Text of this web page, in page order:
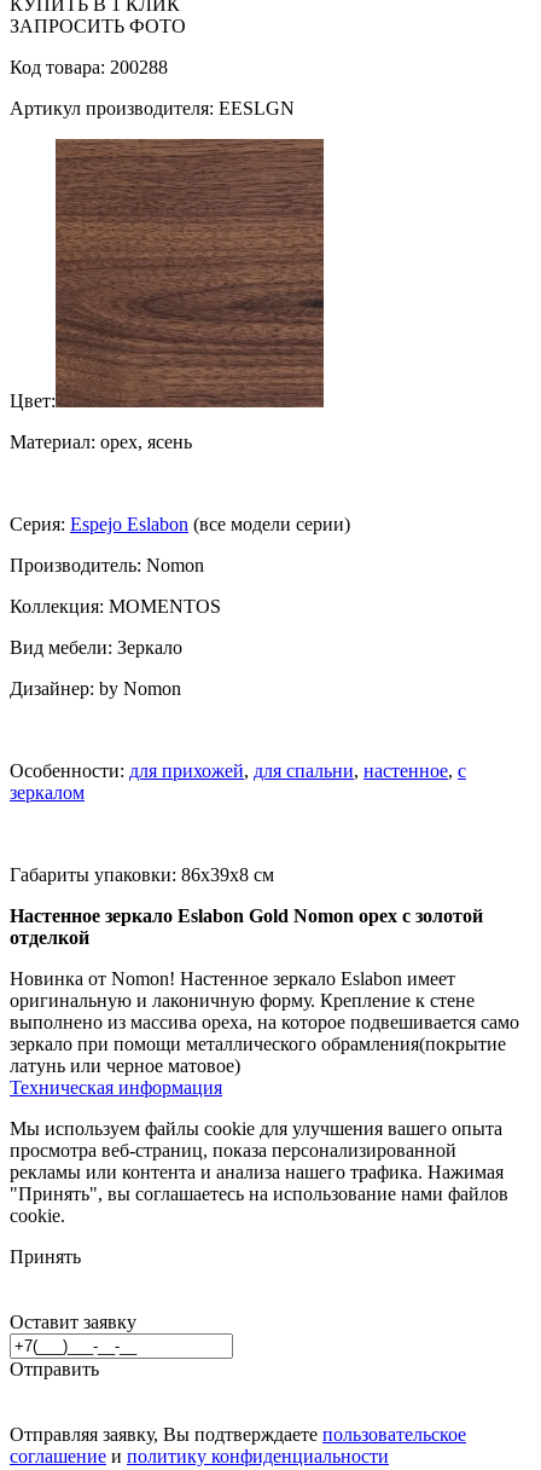
ЗАПРОСИТЬ ФОТО
Код товара: 200288
Артикул производителя: EESLGN
Цвет:
Материал: орех, ясень
Серия: Espejo Eslabon (все модели серии)
Производитель: Nomon
Коллекция: MOMENTOS
Вид мебели: Зеркало
Дизайнер: by Nomon
Особенности: для прихожей, для спальни, настенное, с
зеркалом
Габариты упаковки: 86x39x8 см
Настенное зеркало Eslabon Gold Nomon орех с золотой
отделкой
Новинка от Nomon! Настенное зеркало Eslabon имеет
оригинальную и лаконичную форму. Крепление к стене
выполнено из массива ореха, на которое подвешивается само
зеркало при помощи металлического обрамления(покрытие
латунь или черное матовое)
Техническая информация
Мы используем файлы cookie для улучшения вашего опыта
просмотра веб-страниц, показа персонализированной
рекламы или контента и анализа нашего трафика. Нажимая
"Принять", вы соглашаетесь на использование нами файлов
cookie.
Принять
Оставит заявку
Отправить
Отправляя заявку, Вы подтверждаете пользовательское
соглашение и политику конфиденциальности